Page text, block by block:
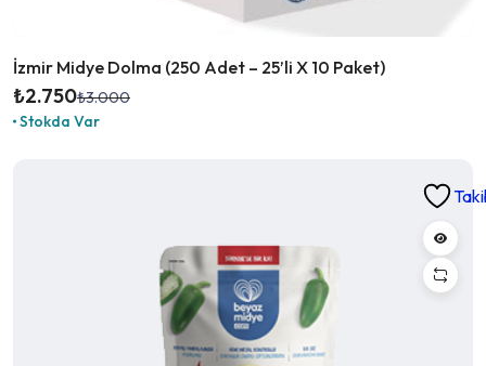
İzmir Midye Dolma (250 Adet – 25’li X 10 Paket)
₺3.000
Orijinal
fiyat:
₺2.750
Şu
andaki
Stokda Var